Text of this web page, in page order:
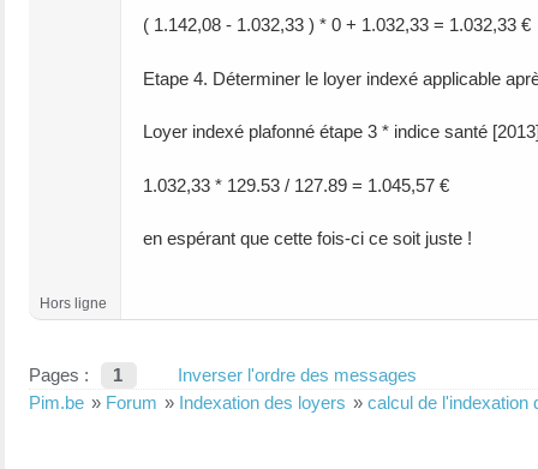
( 1.142,08 - 1.032,33 ) * 0 + 1.032,33 = 1.032,33 €
Etape 4. Déterminer le loyer indexé applicable
Loyer indexé plafonné étape 3 * indice santé
1.032,33 * 129.53 / 127.89 = 1.045,57 €
en espérant que cette fois-ci ce soit juste !
Hors ligne
Pages : 1
Inverser l'ordre des messages
Pim.be » Forum » Indexation des loyers » calcul de l'indexation